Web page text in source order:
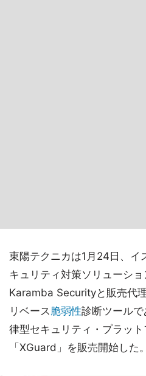
東陽テクニカは1月24日、イ
キュリティ対策ソリューシ
Karamba Securityと販売代
リベース脆弱性診断ツール
律型セキュリティ・プラッ
「XGuard」を販売開始した。